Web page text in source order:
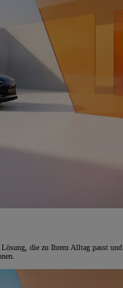
die zu Ihrem Alltag passt und